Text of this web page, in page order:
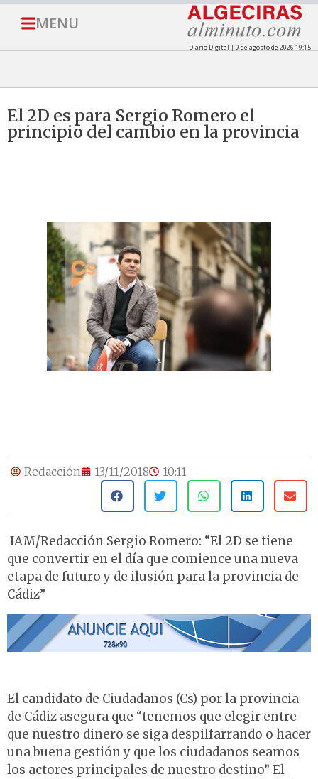
MENU
Diario Digital | 9 de agosto de 2026 19:15
El 2D es para Sergio Romero el
principio del cambio en la provincia
Redacción 13/11/2018 10:11
IAM/Redacción Sergio Romero: “El 2D se tiene
que convertir en el día que comience una nueva
etapa de futuro y de ilusión para la provincia de
Cádiz”
El candidato de Ciudadanos (Cs) por la provincia
de Cádiz asegura que “tenemos que elegir entre
que nuestro dinero se siga despilfarrando o hacer
una buena gestión y que los ciudadanos seamos
los actores principales de nuestro destino” El